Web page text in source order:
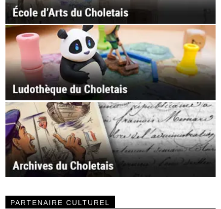
PARTENAIRE CULTUREL